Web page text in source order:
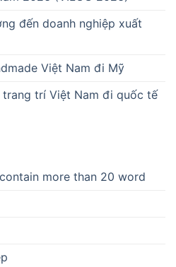
đến doanh nghiệp xuất
Việt Nam đi Mỹ
trang trí Việt Nam đi quốc tế
more than 20 word